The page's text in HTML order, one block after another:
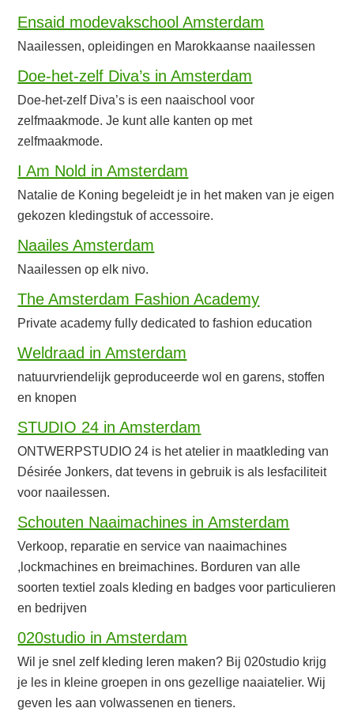
Ensaid modevakschool Amsterdam
Naailessen, opleidingen en Marokkaanse naailessen
Doe-het-zelf Diva’s in Amsterdam
Doe-het-zelf Diva’s is een naaischool voor
zelfmaakmode. Je kunt alle kanten op met
zelfmaakmode.
I Am Nold in Amsterdam
Natalie de Koning begeleidt je in het maken van je eigen
gekozen kledingstuk of accessoire.
Naailes Amsterdam
Naailessen op elk nivo.
The Amsterdam Fashion Academy
Private academy fully dedicated to fashion education
Weldraad in Amsterdam
natuurvriendelijk geproduceerde wol en garens, stoffen
en knopen
STUDIO 24 in Amsterdam
ONTWERPSTUDIO 24 is het atelier in maatkleding van
Désirée Jonkers, dat tevens in gebruik is als lesfaciliteit
voor naailessen.
Schouten Naaimachines in Amsterdam
Verkoop, reparatie en service van naaimachines
,lockmachines en breimachines. Borduren van alle
soorten textiel zoals kleding en badges voor particulieren
en bedrijven
020studio in Amsterdam
Wil je snel zelf kleding leren maken? Bij 020studio krijg
je les in kleine groepen in ons gezellige naaiatelier. Wij
geven les aan volwassenen en tieners.